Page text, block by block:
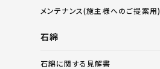
メンテナンス(施主様へのご提案用)
石綿
石綿に関する見解書